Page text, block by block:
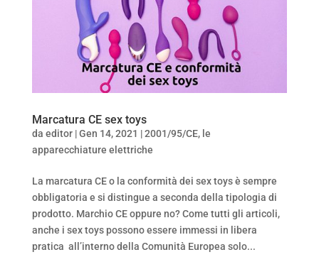
Marcatura CE sex toys
da editor|Gen 14, 2021 |2001/95/CE, le
apparecchiature elettriche
La marcatura CE o la conformità dei sex toys è sempre
obbligatoria e si distingue a seconda della tipologia di
prodotto. Marchio CE oppure no? Come tutti gli articoli,
anche i sex toys possono essere immessi in libera
pratica all’interno della Comunità Europea solo...